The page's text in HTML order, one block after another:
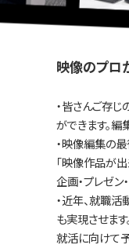
映像のプロ
・皆さんご存
ができます。
・映像編集の
「映像作品が
企画・プレゼ
・近年、就職
も実現させま
就活に向けて